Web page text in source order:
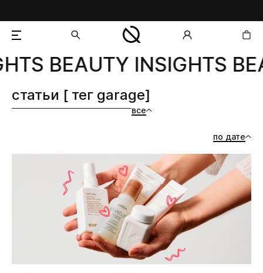
добавлен в корзину
BEAUTY INSIGHTS
все
статьи [ тег garage]
по дате